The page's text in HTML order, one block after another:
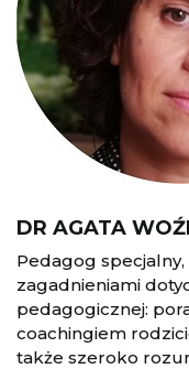
DR AGATA
Pedagog
zagadnieniami
pedagogicznej:
coachingiem
także szeroko